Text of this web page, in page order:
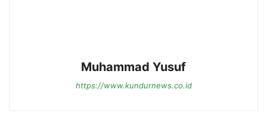
Muhammad Yusuf
https://www.kundurnews.co.id